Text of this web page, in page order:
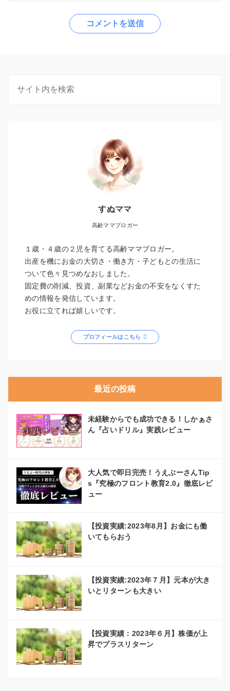
すぬママ
高齢ママブロガー
１歳・４歳の２児を育てる高齢ママブロガー。
出産を機にお金の大切さ・働き方・子どもとの生活に
ついて色々見つめなおしました。
固定費の削減、投資、副業などお金の不安をなくすた
めの情報を発信しています。
お役に立てれば嬉しいです。
プロフィールはこちら
最近の投稿
未経験からでも成功できる！しかぁさ
ん『占いドリル』実践レビュー
大人気で即日完売！うえぶーさんTip
s『究極のフロント教育2.0』徹底レビ
ュー
【投資実績:2023年8月】お金にも働
いてもらおう
【投資実績:2023年７月】元本が大き
いとリターンも大きい
【投資実績：2023年６月】株価が上
昇でプラスリターン